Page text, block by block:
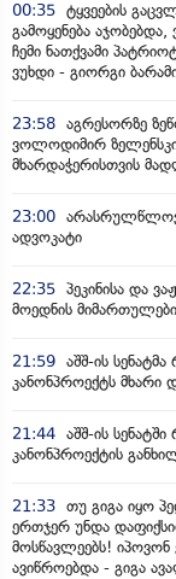
00:35 ტყვეების
გამოყენება
ჩემი ნათქვამი
ვუხდი - გიორგი
23:58 აგრესორზე
ვოლოდიმირ ზელენსკი
მხარდაჭერისთვის
23:00
ადვოკატი
22:35 პეკინისა და
მოედნის
21:59 აშშ-ის სენატმა
კანონპროექტს მხარი
21:44 აშშ-ის სენატში
კანონპროექტის
21:33 თუ გიგა იყო
ერთჯერ უნდა
მოსწავლეებს!
ავიწროებდა - გიგა